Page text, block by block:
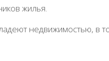
жилья.
недвижимостью, в